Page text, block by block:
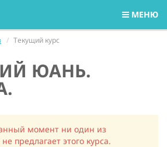
МЕНЮ
Текущий курс
ЮАНЬ.
момент ни один из
предлагает этого курса.